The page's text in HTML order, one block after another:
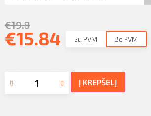
€19.8
€15.84 Su PVM Be PVM
Į KREPŠELĮ